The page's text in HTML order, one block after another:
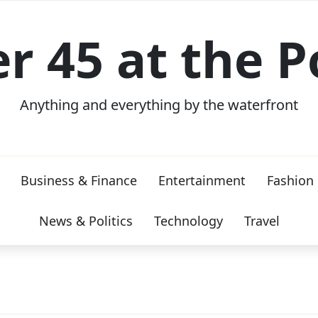
45 at the
Anything and everything by the waterfront
Business & Finance Entertainment Fashion
News & Politics Technology Travel